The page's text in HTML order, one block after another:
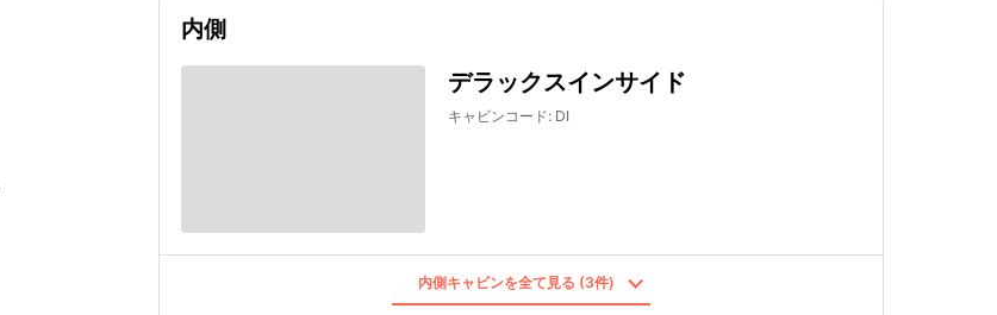
内側
デラックスインサイド
キャビンコード: DI
内側キャビンを全て見る (3件)